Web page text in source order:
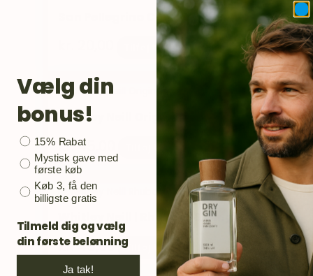
San Pellegrino Citrus Tonic
Tilføj til kurv
Whitley Neill Original Gin (5 cl)
kr.45,00
Whitley Neill | Rhubarb & Ginger Gin (5 cl)
kr.45,00 Tilføj til kurv
Vælg din
bonus!
Bonusgave
15% Rabat
Mystisk gave med
første køb
Køb 3, få den
billigste gratis
Tilmeld dig og vælg
din første belønning
Ja tak!